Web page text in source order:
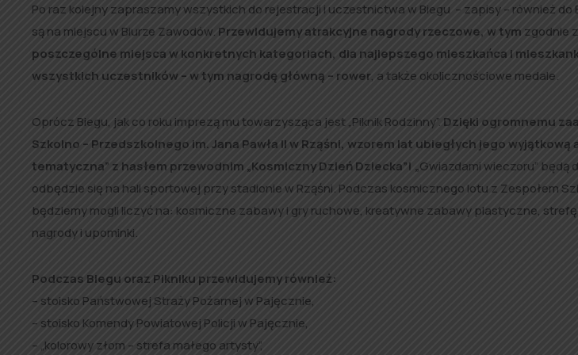
Po raz kolejny zapraszamy wszystkich do rejestracji i uczestnictwa w Biegu – zapisy – również do
są na miejscu w Biurze Zawodów. Przewidujemy atrakcyjne nagrody rzeczowe, w tym zgodnie
poszczególne miejsca w konkretnych kategoriach, dla najlepszego mieszkańca i
wszystkich uczestników – w tym nagrodę główną – rower, a także okolicznościowe medale.
Oprócz Biegu, jak co roku imprezą mu towarzysząca jest „Piknik Rodzinny”. Dzięki ogromnemu
Szkolno – Przedszkolnego im. Jana Pawła II w Rząśni, wzorem lat ubiegłych jego wyjątkową
tematyczna” z hasłem przewodnim „Kosmiczny Dzień Dziecka”! „Gwiazdami wieczoru” będą
odbędzie się na hali sportowej przy stadionie w Rząśni. Podczas kosmicznego lotu z Zespołem
będziemy mogli liczyć na: kosmiczne zabawy i gry ruchowe, kreatywne zabawy plastyczne,
nagrody i upominki.
Podczas Biegu oraz Pikniku przewidujemy również:
– stoisko Państwowej Straży Pożarnej w Pajęcznie,
– stoisko Komendy Powiatowej Policji w Pajęcznie,
– „kolorowy złom – strefa małego artysty”,